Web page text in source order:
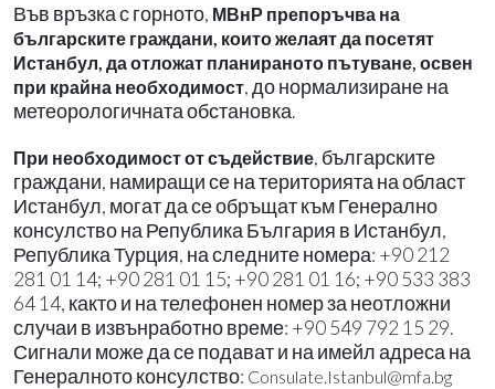
Във връзка с горното, МВнР препоръчва на
българските граждани, които желаят да посетят
Истанбул, да отложат планираното пътуване, освен
при крайна необходимост, до нормализиране на
метеорологичната обстановка.
При необходимост от съдействие, българските
граждани, намиращи се на територията на област
Истанбул, могат да се обръщат към Генерално
консулство на Република България в Истанбул,
Република Турция, на следните номера: +90 212
281 01 14; +90 281 01 15; +90 281 01 16; +90 533 383
64 14, както и на телефонен номер за неотложни
случаи в извънработно време: +90 549 792 15 29.
Сигнали може да се подават и на имейл адреса на
Генералното консулство: Consulate.Istanbul@mfa.bg